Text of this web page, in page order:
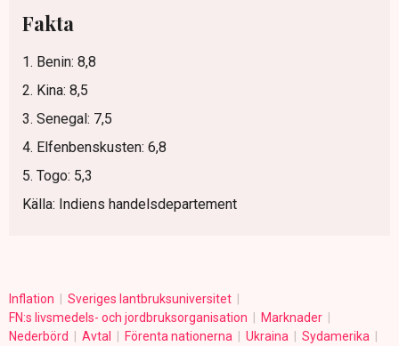
Fakta
1. Benin: 8,8
2. Kina: 8,5
3. Senegal: 7,5
4. Elfenbenskusten: 6,8
5. Togo: 5,3
Källa: Indiens handelsdepartement
Inflation
Sveriges lantbruksuniversitet
FN:s livsmedels- och jordbruksorganisation
Marknader
Nederbörd
Avtal Förenta nationerna Ukraina
Sydamerika